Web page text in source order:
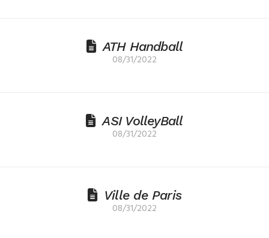
ATH Handball
08/31/2022
ASI VolleyBall
08/31/2022
Ville de Paris
08/31/2022